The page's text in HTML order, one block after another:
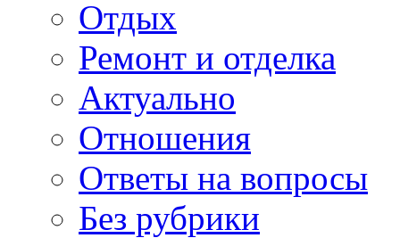
Отдых
Ремонт и отделка
Актуально
Отношения
Ответы на вопросы
Без рубрики